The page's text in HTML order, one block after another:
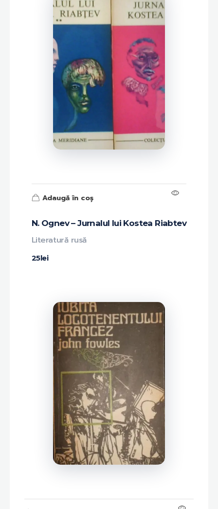
N. Ognev – Jurnalul lui Kostea Riabtev
25lei
Literatură rusă
Adaugă în coș